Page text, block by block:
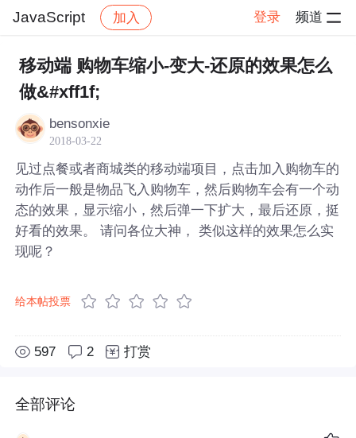
JavaScript 加入 登录 频道
社区 JavaScript 帖子详情
移动端 购物车缩小-变大-还原的效果怎么
做&#xff1f;
bensonxie
2018-03-22
见过点餐或者商城类的移动端项目，点击加入购物车的
动作后一般是物品飞入购物车，然后购物车会有一个动
态的效果，显示缩小，然后弹一下扩大，最后还原，挺
好看的效果。 请问各位大神， 类似这样的效果怎么实
现呢？
给本帖投票
597 2 打赏
全部评论